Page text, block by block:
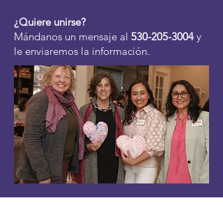
¿Quiere unirse?
Mándanos un mensaje al 530-205-3004 y
le enviaremos la información.